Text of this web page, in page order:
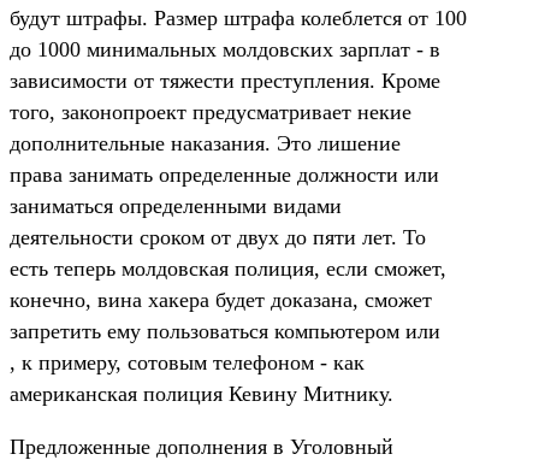
будут штрафы. Размер штрафа колеблется от 100
до 1000 минимальных молдовских зарплат - в
зависимости от тяжести преступления. Кроме
того, законопроект предусматривает некие
дополнительные наказания. Это лишение
права занимать определенные должности или
заниматься определенными видами
деятельности сроком от двух до пяти лет. То
есть теперь молдовская полиция, если сможет,
конечно, вина хакера будет доказана, сможет
запретить ему пользоваться компьютером или
, к примеру, сотовым телефоном - как
американская полиция Кевину Митнику.
Предложенные дополнения в Уголовный